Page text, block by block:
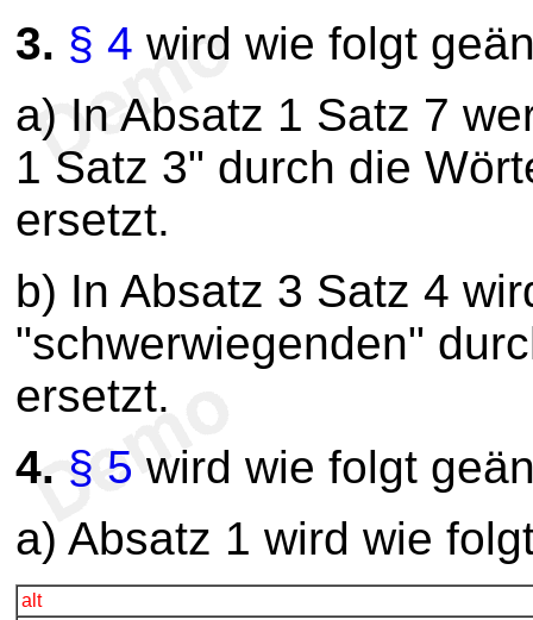
3. § 4 wird wie folgt
a) In Absatz 1 Satz 7
1 Satz 3" durch die
ersetzt.
b) In Absatz 3 Satz 4
"schwerwiegenden"
ersetzt.
4. § 5 wird wie folgt
a) Absatz 1 wird wie
alt